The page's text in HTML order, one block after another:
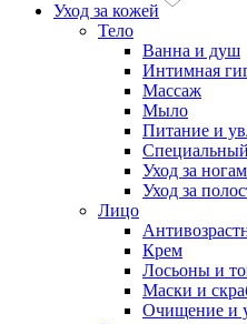
Уход за кожей
Тело
Ванна и душ
Интимная
Массаж
Мыло
Питание и
Уход за
Уход за
Лицо
Крем
Лосьоны и
Маски и
Очищение и